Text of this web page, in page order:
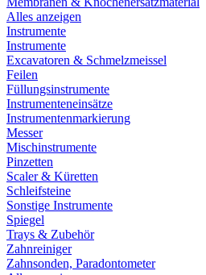
Alles anzeigen
Instrumente
Instrumente
Excavatoren & Schmelzmeissel
Feilen
Füllungsinstrumente
Instrumenteneinsätze
Instrumentenmarkierung
Messer
Mischinstrumente
Pinzetten
Scaler & Küretten
Schleifsteine
Sonstige Instrumente
Spiegel
Trays & Zubehör
Zahnreiniger
Zahnsonden, Paradontometer